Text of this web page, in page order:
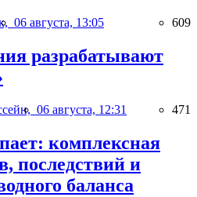
06 августа, 13:05 609
разрабатывают
06 августа, 12:31 471
комплексная
последствий и
баланса